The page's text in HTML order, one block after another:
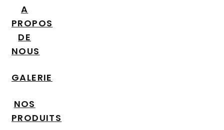
A
PROPOS
DE
NOUS
GALERIE
NOS
PRODUITS